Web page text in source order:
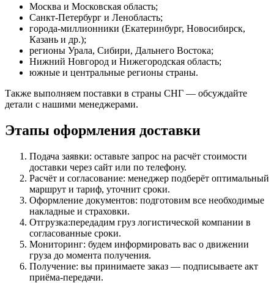
Москва и Московская область;
Санкт‑Петербург и Ленобласть;
города‑миллионники (Екатеринбург, Новосибирск,
Казань и др.);
регионы Урала, Сибири, Дальнего Востока;
Нижний Новгород и Нижегородская область;
южные и центральные регионы страны.
Также выполняем поставки в страны СНГ — обсуждайте
детали с нашими менеджерами.
Этапы оформления доставки
Подача заявки: оставьте запрос на расчёт стоимости
доставки через сайт или по телефону.
Расчёт и согласование: менеджер подберёт оптимальный
маршрут и тариф, уточнит сроки.
Оформление документов: подготовим все необходимые
накладные и страховки.
Отгрузка:передадим груз логистической компании в
согласованные сроки.
Мониторинг: будем информировать вас о движении
груза до момента получения.
Получение: вы принимаете заказ — подписываете акт
приёма‑передачи.